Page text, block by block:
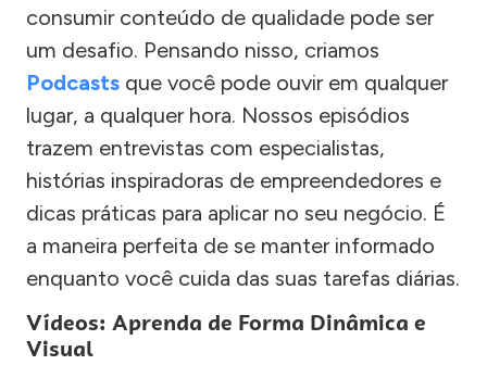
consumir conteúdo de qualidade pode ser
um desafio. Pensando nisso, criamos
Podcasts que você pode ouvir em qualquer
lugar, a qualquer hora. Nossos episódios
trazem entrevistas com especialistas,
histórias inspiradoras de empreendedores e
dicas práticas para aplicar no seu negócio. É
a maneira perfeita de se manter informado
enquanto você cuida das suas tarefas diárias.
Vídeos: Aprenda de Forma Dinâmica e
Visual